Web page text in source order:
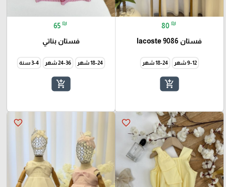
80 ₪
فستان lacoste 9086
9-12 شهر 18-24 شهر
add_shopping_cart
65 ₪
فستان بناتي
18-24 شهر 24-36 شهر 3-4 سنة
add_shopping_cart
favorite_border
favorite_border